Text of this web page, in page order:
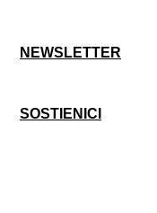
NEWSLETTER
SOSTIENICI